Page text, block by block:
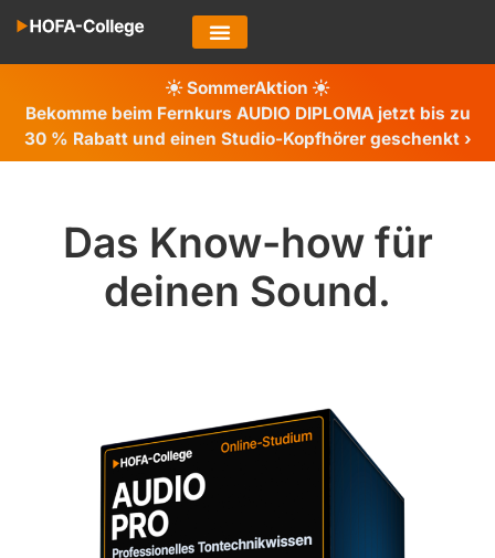
SommerAktion
Bekomme beim Fernkurs AUDIO DIPLOMA jetzt bis zu
30 % Rabatt und einen Studio-Kopfhörer geschenkt ›
Das Know-how für
deinen Sound.